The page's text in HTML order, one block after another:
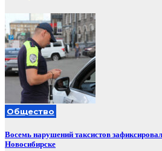
Общество
Восемь нарушений таксистов
Новосибирске